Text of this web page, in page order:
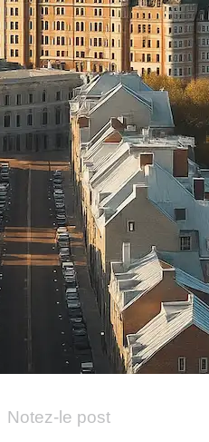
Notez-le post